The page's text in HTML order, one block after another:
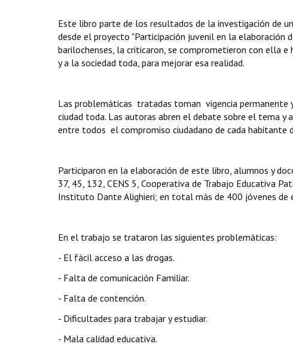
Este libro parte de los resultados de la investigación de
desde el proyecto "Participación juvenil en la
barilochenses, la criticaron, se comprometieron con ella
y a la sociedad toda, para mejorar esa realidad.
Las problemáticas tratadas toman vigencia permanente
ciudad toda. Las autoras abren el debate sobre el tema y
entre todos el compromiso ciudadano de cada habitante
Participaron en la elaboración de este libro, alumnos y
37, 45, 132, CENS 5, Cooperativa de Trabajo Educativa
Instituto Dante Alighieri; en total más de 400 jóvenes de
En el trabajo se trataron las siguientes problemáticas:
- El fácil acceso a las drogas.
- Falta de comunicación Familiar.
- Falta de contención.
- Dificultades para trabajar y estudiar.
- Mala calidad educativa.